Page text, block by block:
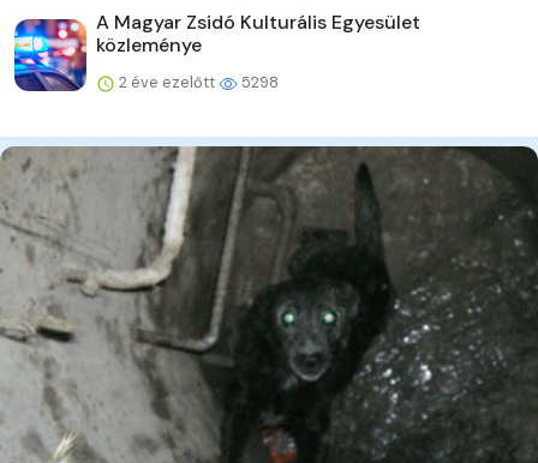
A Magyar Zsidó Kulturális Egyesület
közleménye
2 éve ezelőtt 5298